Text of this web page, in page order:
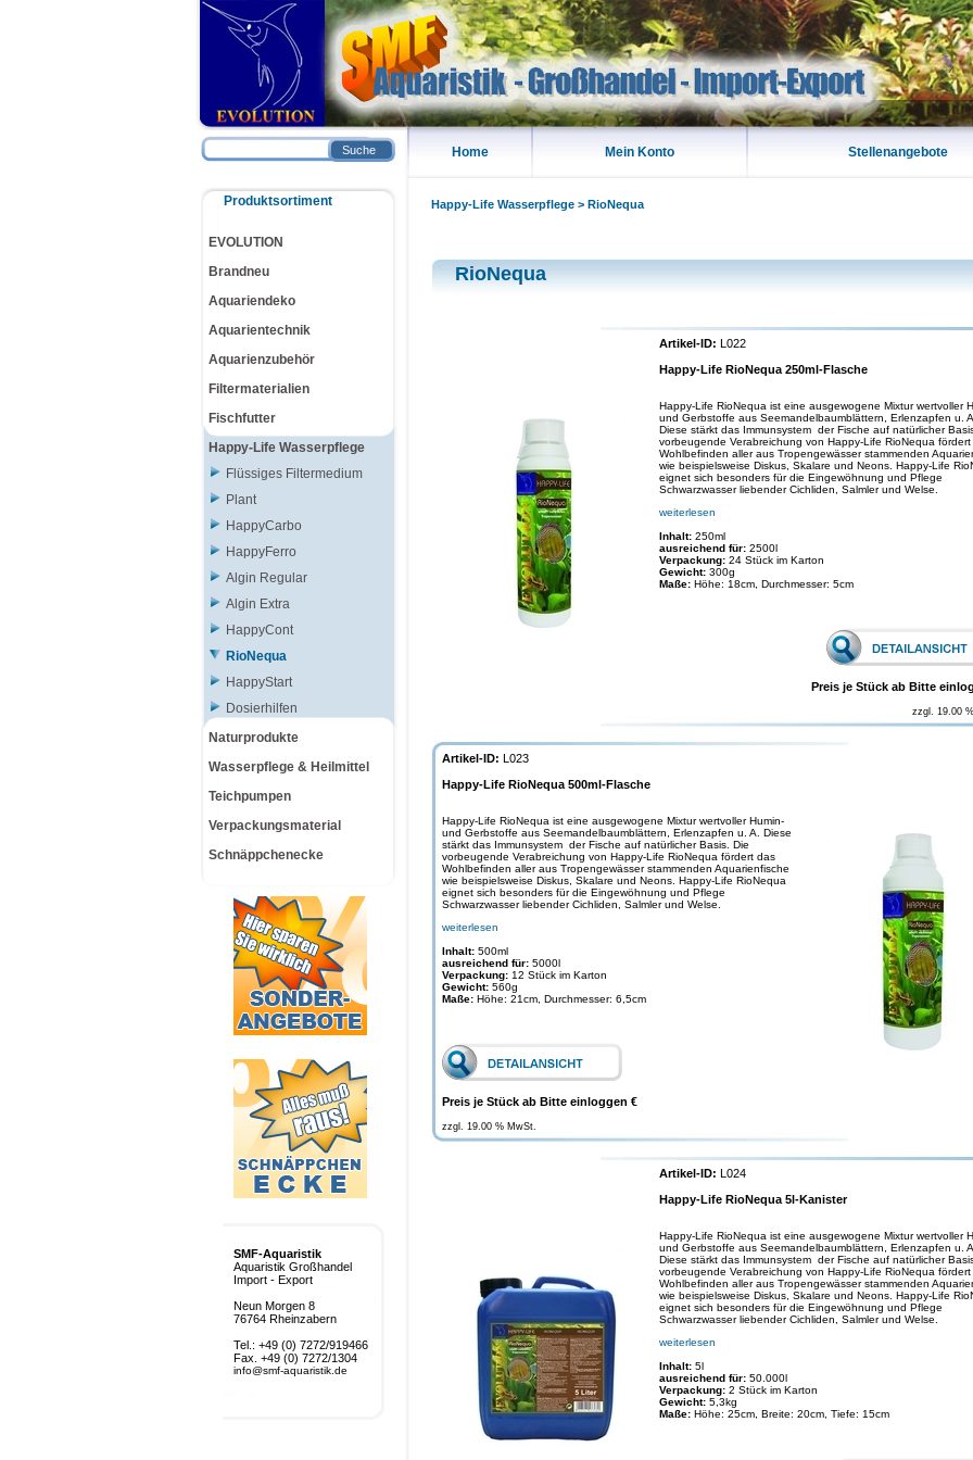
Home Mein Konto Stellenangebote
Happy-Life Wasserpflege> RioNequa
RioNequa
Artikel-ID: L022
Happy-Life RioNequa 250ml-Flasche
Happy-Life RioNequa ist eine ausgewogene Mixtur wertvoller
und Gerbstoffe aus Seemandelbaumblättern, Erlenzapfen u. A.
Diese stärkt das Immunsystem der Fische auf natürlicher
vorbeugende Verabreichung von Happy-Life RioNequa fördert
Wohlbefinden aller aus Tropengewässer stammenden
wie beispielsweise Diskus, Skalare und Neons. Happy-Life
eignet sich besonders für die Eingewöhnung und Pflege
Schwarzwasser liebender Cichliden, Salmler und Welse.
weiterlesen
Inhalt: 250ml
ausreichend für: 2500l
Verpackung: 24 Stück im Karton
Gewicht: 300g
Maße: Höhe: 18cm, Durchmesser: 5cm
Preis je Stück ab Bitte
zzgl. 19.00
Artikel-ID: L023
Happy-Life RioNequa 500ml-Flasche
Happy-Life RioNequa ist eine ausgewogene Mixtur wertvoller Humin-
und Gerbstoffe aus Seemandelbaumblättern, Erlenzapfen u. A. Diese
stärkt das Immunsystem der Fische auf natürlicher Basis. Die
vorbeugende Verabreichung von Happy-Life RioNequa fördert das
Wohlbefinden aller aus Tropengewässer stammenden Aquarienfische
wie beispielsweise Diskus, Skalare und Neons. Happy-Life RioNequa
eignet sich besonders für die Eingewöhnung und Pflege
Schwarzwasser liebender Cichliden, Salmler und Welse.
weiterlesen
Inhalt: 500ml
ausreichend für: 5000l
Verpackung: 12 Stück im Karton
Gewicht: 560g
Maße: Höhe: 21cm, Durchmesser: 6,5cm
Preis je Stück ab Bitte einloggen €
zzgl. 19.00 % MwSt.
Artikel-ID: L024
Happy-Life RioNequa 5l-Kanister
Happy-Life RioNequa ist eine ausgewogene Mixtur wertvoller
und Gerbstoffe aus Seemandelbaumblättern, Erlenzapfen u. A.
Diese stärkt das Immunsystem der Fische auf natürlicher
vorbeugende Verabreichung von Happy-Life RioNequa fördert
Wohlbefinden aller aus Tropengewässer stammenden
wie beispielsweise Diskus, Skalare und Neons. Happy-Life
eignet sich besonders für die Eingewöhnung und Pflege
Schwarzwasser liebender Cichliden, Salmler und Welse.
weiterlesen
Inhalt: 5l
ausreichend für: 50.000l
Verpackung: 2 Stück im Karton
Gewicht: 5,3kg
Maße: Höhe: 25cm, Breite: 20cm, Tiefe: 15cm
Suche
Produktsortiment
EVOLUTION
Brandneu
Aquariendeko
Aquarientechnik
Aquarienzubehör
Filtermaterialien
Fischfutter
Happy-Life Wasserpflege
Flüssiges Filtermedium
Plant
HappyCarbo
HappyFerro
Algin Regular
Algin Extra
HappyCont
RioNequa
HappyStart
Dosierhilfen
Naturprodukte
Wasserpflege & Heilmittel
Teichpumpen
Verpackungsmaterial
Schnäppchenecke
SMF-Aquaristik
Aquaristik Großhandel
Import - Export
Neun Morgen 8
76764 Rheinzabern
Tel.: +49 (0) 7272/919466
Fax. +49 (0) 7272/1304
info@smf-aquaristik.de